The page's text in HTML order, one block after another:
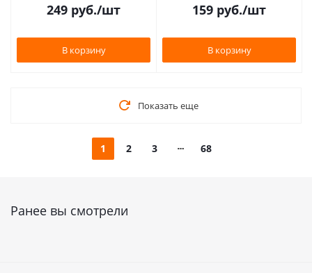
249 руб./шт
В корзину
159 руб./шт
В корзину
Показать еще
1 2 3 68
Ранее вы смотрели